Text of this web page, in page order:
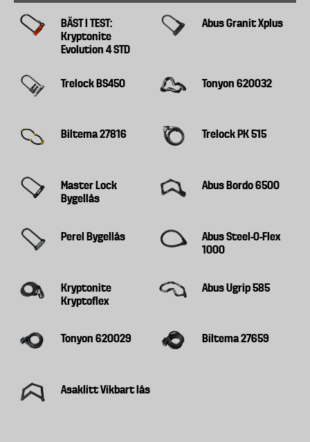
BÄST I TEST:
Kryptonite
Evolution 4 STD
Abus Granit Xplus
Trelock BS450 Tonyon 620032
Biltema 27816 Trelock PK 515
Master Lock
Bygellås
Abus Bordo 6500
Perel Bygellås
Abus Steel-O-Flex
1000
Kryptonite
Kryptoflex
Abus Ugrip 585
Tonyon 620029 Biltema 27659
Asaklitt Vikbart lås